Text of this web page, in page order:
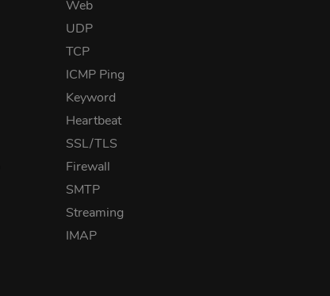
Web
UDP
TCP
ICMP Ping
Keyword
Heartbeat
SSL/TLS
Firewall
SMTP
Streaming
IMAP